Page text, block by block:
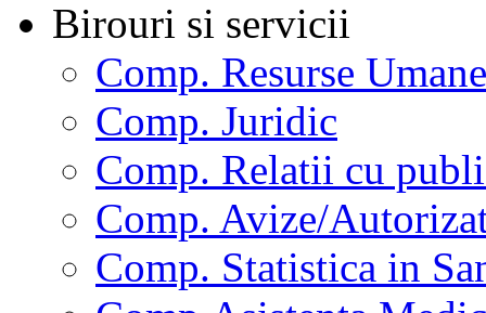
Birouri si servicii
Comp. Resurse Umane
Comp. Juridic
Comp. Relatii cu
Comp. Avize/
Comp. Statistica in